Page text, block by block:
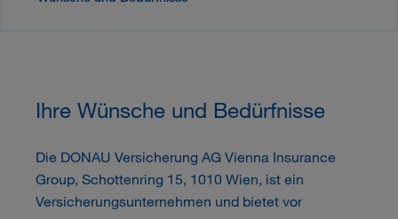
Ihre Wünsche und Bedürfnisse
Die DONAU Versicherung AG Vienna Insurance
Group, Schottenring 15, 1010 Wien, ist ein
Versicherungsunternehmen und bietet vor